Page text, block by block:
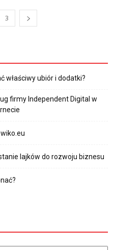
3
właściwy ubiór i dodatki?
firmy Independent Digital w
lajków do rozwoju biznesu